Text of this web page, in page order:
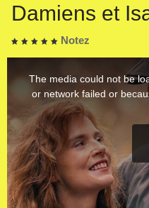
Damiens et
Notez